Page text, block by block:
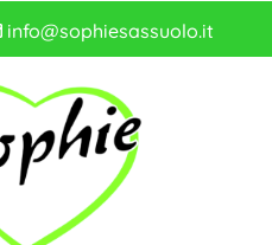
info@sophiesassuolo.it